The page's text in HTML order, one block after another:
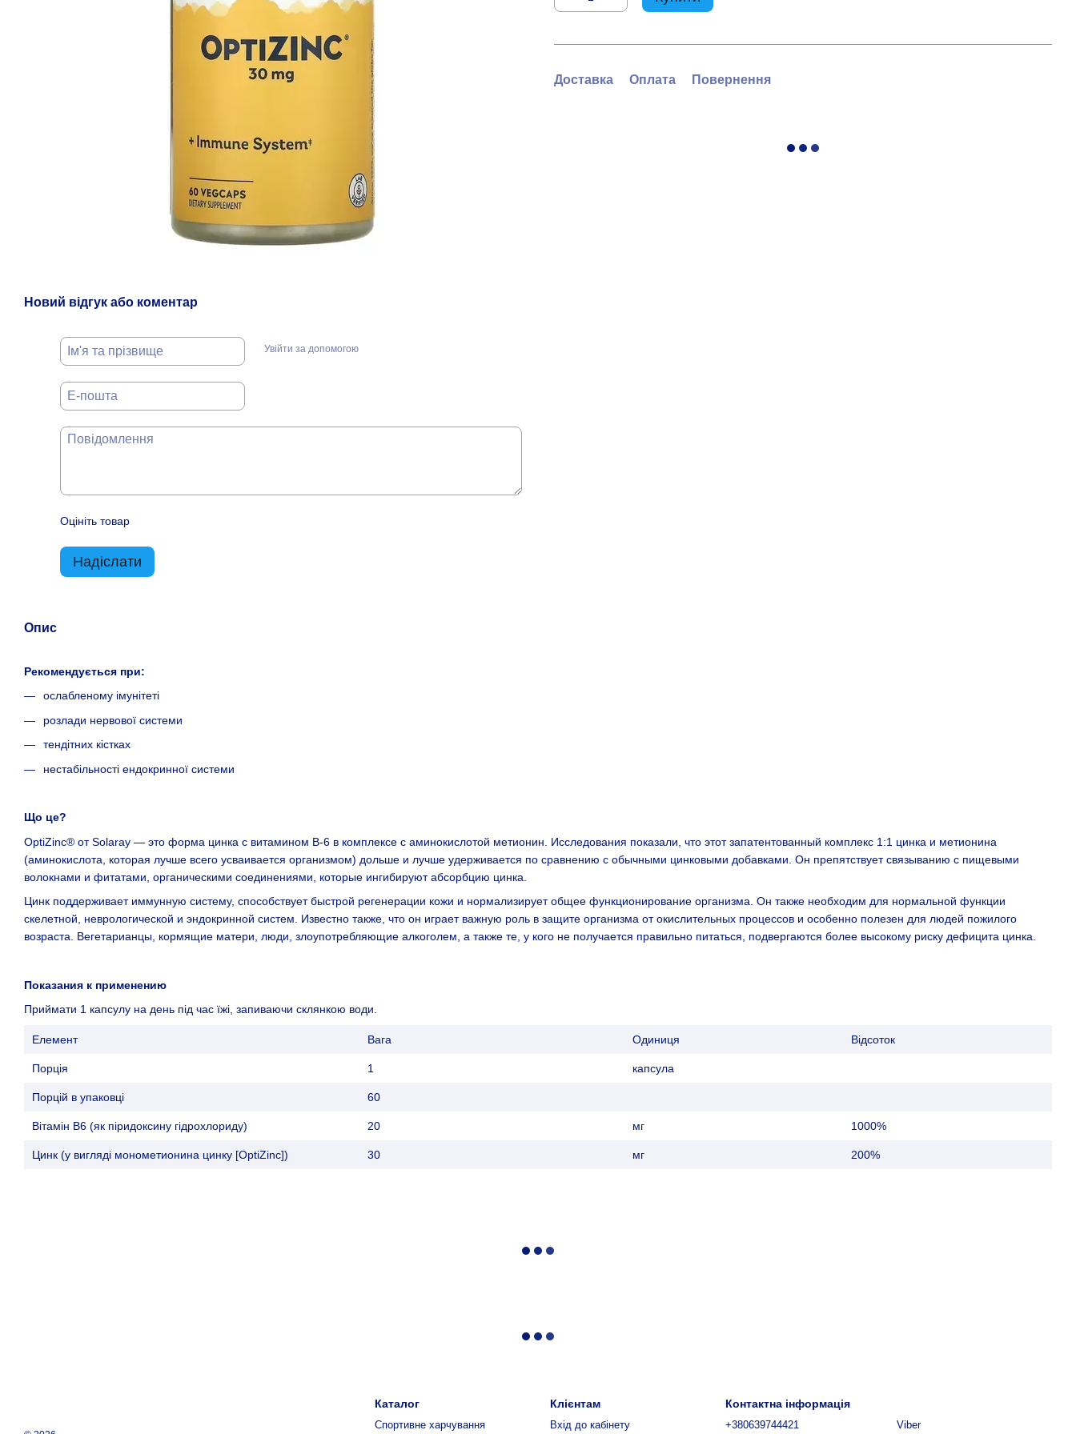
Новий відгук або коментар
Увійти за допомогою
Оцініть товар
Надіслати
Доставка Оплата Повернення
Опис
Рекомендується при:
ослабленому імунітеті
розлади нервової системи
тендітних кістках
нестабільності ендокринної системи
Що це?
OptiZinc® от Solaray — это форма цинка с витамином B-6 в комплексе с аминокислотой метионин. Исследования показали, что этот запатентованный комплекс 1:1 цинка и метионина
(аминокислота, которая лучше всего усваивается организмом) дольше и лучше удерживается по сравнению с обычными цинковыми добавками. Он препятствует связыванию с пищевыми
волокнами и фитатами, органическими соединениями, которые ингибируют абсорбцию цинка.
Цинк поддерживает иммунную систему, способствует быстрой регенерации кожи и нормализирует общее функционирование организма. Он также необходим для нормальной функции
скелетной, неврологической и эндокринной систем. Известно также, что он играет важную роль в защите организма от окислительных процессов и особенно полезен для людей пожилого
возраста. Вегетарианцы, кормящие матери, люди, злоупотребляющие алкоголем, а также те, у кого не получается правильно питаться, подвергаются более высокому риску дефицита цинка.
Показания к применению
Приймати 1 капсулу на день під час їжі, запиваючи склянкою води.
Елемент Вага Одиниця Відсоток
Порція 1 капсула
Порцій в упаковці 60
Вітамін В6 (як піридоксину гідрохлориду) 20 мг 1000%
Цинк (у вигляді монометионина цинку [OptiZinc]) 30 мг 200%
Каталог
Спортивне харчування
Клієнтам
Вхід до кабінету
Контактна інформація
+380639744421 Viber